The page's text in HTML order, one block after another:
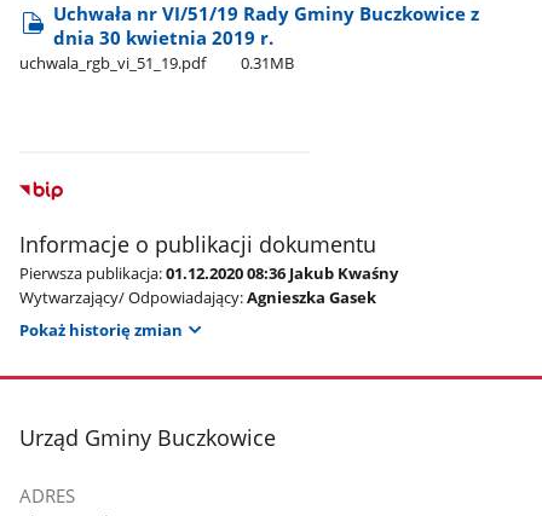
Uchwała nr VI/51/19 Rady Gminy Buczkowice z
dnia 30 kwietnia 2019 r.
uchwala​_rgb​_vi​_51​_19.pdf 0.31MB
Informacje o publikacji dokumentu
Pierwsza publikacja:01.12.2020 08:36 Jakub Kwaśny
Wytwarzający/ Odpowiadający:Agnieszka Gasek
Pokaż historię zmian
stopka
Urząd Gminy Buczkowice
ADRES